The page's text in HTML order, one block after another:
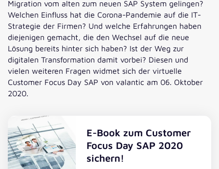
Migration vom alten zum neuen SAP System gelingen?
Welchen Einfluss hat die Corona-Pandemie auf die IT-
Strategie der Firmen? Und welche Erfahrungen haben
diejenigen gemacht, die den Wechsel auf die neue
Lösung bereits hinter sich haben? Ist der Weg zur
digitalen Transformation damit vorbei? Diesen und
vielen weiteren Fragen widmet sich der virtuelle
Customer Focus Day SAP von valantic am 06. Oktober
2020.
E-Book zum Customer
Focus Day SAP 2020
sichern!